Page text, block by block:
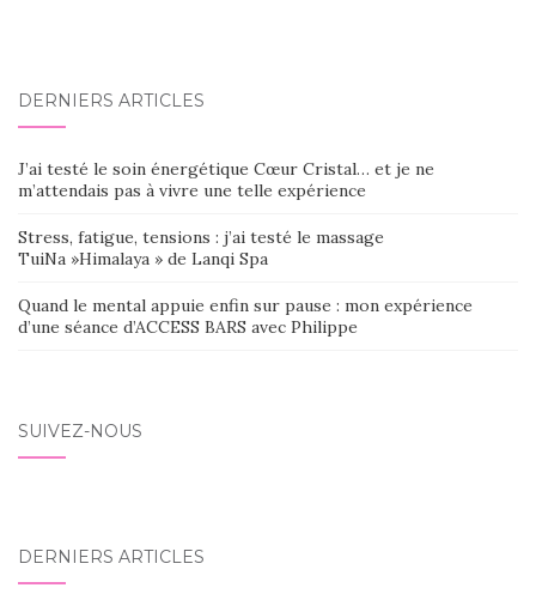
DERNIERS ARTICLES
J’ai testé le soin énergétique Cœur Cristal… et je ne
m’attendais pas à vivre une telle expérience
Stress, fatigue, tensions : j’ai testé le massage
TuiNa »Himalaya » de Lanqi Spa
Quand le mental appuie enfin sur pause : mon expérience
d’une séance d’ACCESS BARS avec Philippe
SUIVEZ-NOUS
DERNIERS ARTICLES